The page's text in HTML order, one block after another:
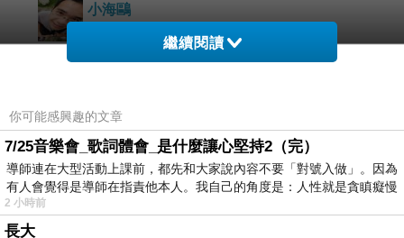
小海鷗
2016-10-07 06:08:24
哇！你真的好久沒寫文章了，祝你生日快樂
繼續閱讀
你可能感興趣的文章
7/25音樂會_歌詞體會_是什麼讓心堅持2（完）
導師連在大型活動上課前，都先和大家說內容不要「對號入做」。因為
有人會覺得是導師在指責他本人。我自己的角度是：人性就是貪瞋癡慢
2 小時前
長大